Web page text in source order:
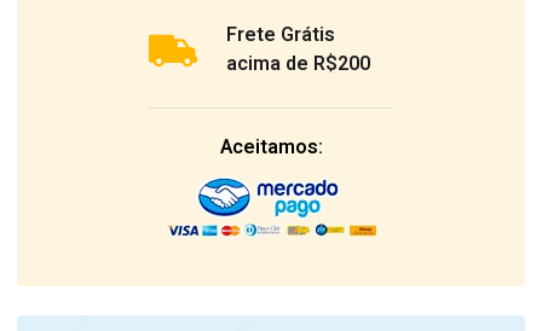
Frete Grátis
acima de R$200
Aceitamos: